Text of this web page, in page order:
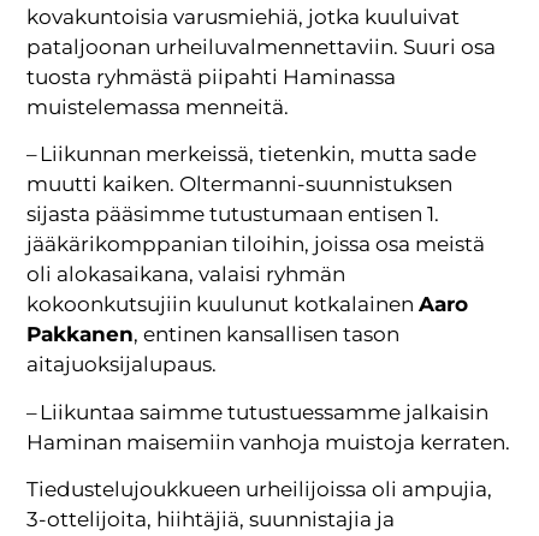
kovakuntoisia varusmiehiä, jotka kuuluivat
pataljoonan urheiluvalmennettaviin. Suuri osa
tuosta ryhmästä piipahti Haminassa
muistelemassa menneitä.
– Liikunnan merkeissä, tietenkin, mutta sade
muutti kaiken. Oltermanni-suunnistuksen
sijasta pääsimme tutustumaan entisen 1.
jääkärikomppanian tiloihin, joissa osa meistä
oli alokasaikana, valaisi ryhmän
kokoonkutsujiin kuulunut kotkalainenAaro
Pakkanen, entinen kansallisen tason
aitajuoksijalupaus.
– Liikuntaa saimme tutustuessamme jalkaisin
Haminan maisemiin vanhoja muistoja kerraten.
Tiedustelujoukkueen urheilijoissa oli ampujia,
3-ottelijoita, hiihtäjiä, suunnistajia ja